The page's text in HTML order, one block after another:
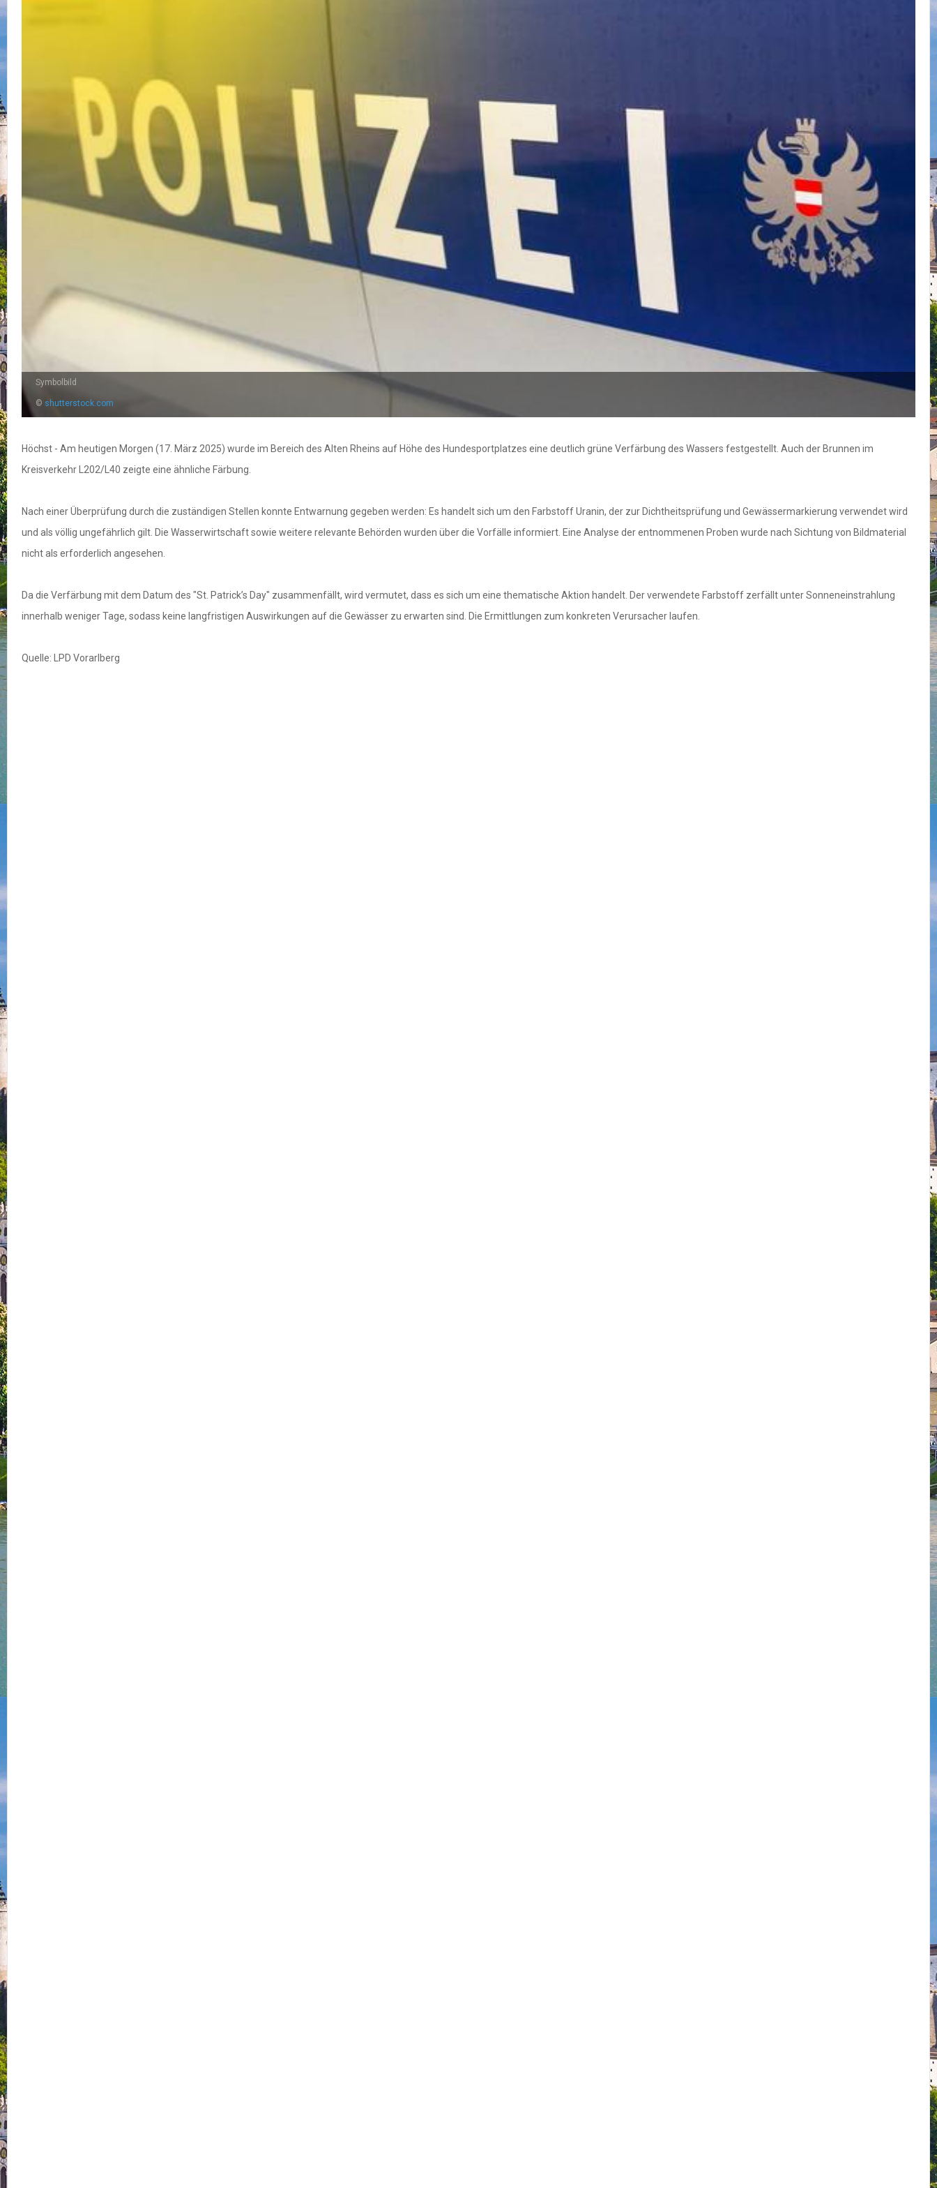
Symbolbild
© shutterstock.com
Höchst - Am heutigen Morgen (17. März 2025) wurde im Bereich des Alten Rheins auf Höhe des Hundesportplatzes eine deutlich grüne Verfärbung des Wassers festgestellt. Auch der Brunnen im
Kreisverkehr L202/L40 zeigte eine ähnliche Färbung.
Nach einer Überprüfung durch die zuständigen Stellen konnte Entwarnung gegeben werden: Es handelt sich um den Farbstoff Uranin, der zur Dichtheitsprüfung und Gewässermarkierung verwendet wird
und als völlig ungefährlich gilt. Die Wasserwirtschaft sowie weitere relevante Behörden wurden über die Vorfälle informiert. Eine Analyse der entnommenen Proben wurde nach Sichtung von Bildmaterial
nicht als erforderlich angesehen.
Da die Verfärbung mit dem Datum des "St. Patrick’s Day" zusammenfällt, wird vermutet, dass es sich um eine thematische Aktion handelt. Der verwendete Farbstoff zerfällt unter Sonneneinstrahlung
innerhalb weniger Tage, sodass keine langfristigen Auswirkungen auf die Gewässer zu erwarten sind. Die Ermittlungen zum konkreten Verursacher laufen.
Quelle: LPD Vorarlberg